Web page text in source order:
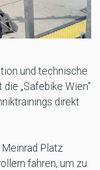
und technische
„Safebike Wien“
direkt
Platz
fahren, um zu